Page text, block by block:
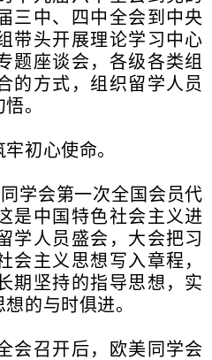
三中、四中全会到中央
带头开展理论学习中心
题座谈会，各级各类组
的方式，组织留学人员
。
初心使命。
会第一次全国会员代
是中国特色社会主义进
学人员盛会，大会把习
会主义思想写入章程，
期坚持的指导思想，实
的与时俱进。
召开后，欧美同学会